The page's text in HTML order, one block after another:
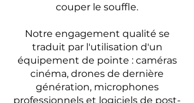
couper le souffle.
Notre engagement qualité se
traduit par l'utilisation d'un
équipement de pointe : caméras
cinéma, drones de dernière
génération, microphones
professionnels et logiciels de post-